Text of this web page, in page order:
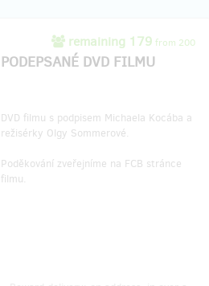
remaining 179 from 200
PODEPSANÉ DVD FILMU
DVD filmu s podpisem Michaela Kocába a
režisérky Olgy Sommerové.
Poděkování zveřejníme na FCB stránce
filmu.